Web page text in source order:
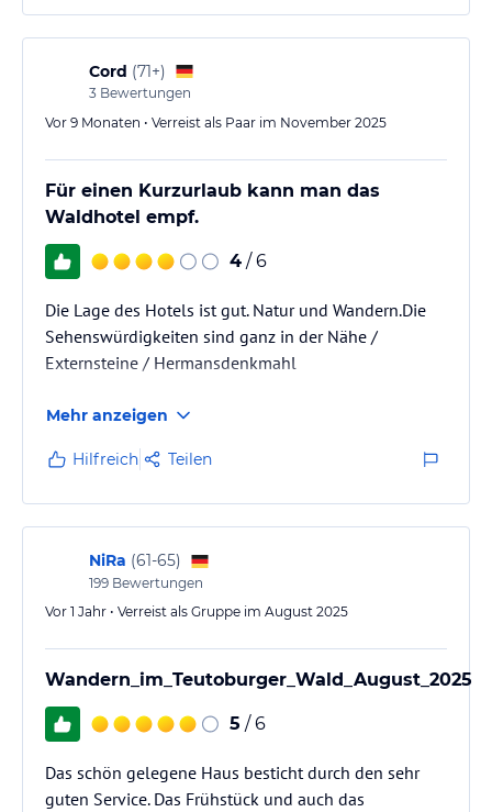
Cord (71+)
3 Bewertungen
Vor 9 Monaten • Verreist als Paar im November 2025
Für einen Kurzurlaub kann man das
Waldhotel empf.
4 / 6
Die Lage des Hotels ist gut. Natur und Wandern.Die
Sehenswürdigkeiten sind ganz in der Nähe /
Externsteine / Hermansdenkmahl
Mehr anzeigen
Hilfreich Teilen
NiRa (61-65)
199 Bewertungen
Vor 1 Jahr • Verreist als Gruppe im August 2025
Wandern_im_Teutoburger_Wald_August_2025
5 / 6
Das schön gelegene Haus besticht durch den sehr
guten Service. Das Frühstück und auch das